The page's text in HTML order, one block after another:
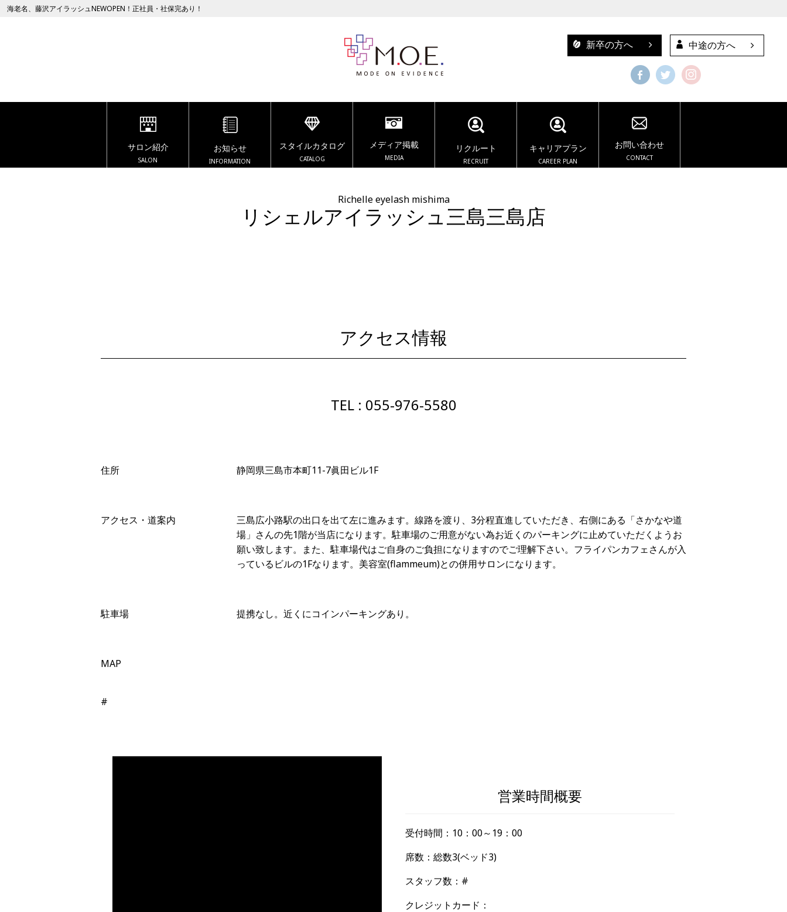
海老名、藤沢アイラッシュNEWOPEN！正社員・社保完あり！
新卒の方へ 中途の方へ
サロン紹介
SALON
お知らせ
INFORMATION
スタイルカタログ
CATALOG
メディア掲載
MEDIA
リクルート
RECRUIT
キャリアプラン
CAREER PLAN
お問い合わせ
CONTACT
Richelle eyelash mishima
リシェルアイラッシュ三島三島店
アクセス情報
TEL : 055-976-5580
住所 静岡県三島市本町11-7眞田ビル1F
アクセス・道案内
三島広小路駅の出口を出て左に進みます。線路を渡り、3分程直進していただき、右側にある「さかなや道
場」さんの先1階が当店になります。駐車場のご用意がない為お近くのパーキングに止めていただくようお
願い致します。また、駐車場代はご自身のご負担になりますのでご理解下さい。フライパンカフェさんが入
っているビルの1Fなります。美容室(flammeum)との併用サロンになります。
駐車場 提携なし。近くにコインパーキングあり。
MAP
#
営業時間概要
受付時間： 10：00～19：00
席数： 総数3(ベッド3)
スタッフ数： #
クレジットカード：